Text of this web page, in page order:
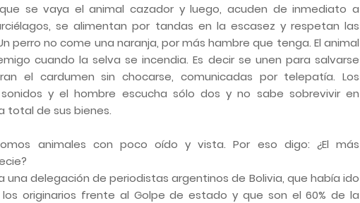
se vaya el animal cazador y luego, acuden de inmediato a
se alimentan por tandas en la escasez y respetan las
perro no come una naranja, por más hambre que tenga. El animal
cuando la selva se incendia. Es decir se unen para salvarse
el cardumen sin chocarse, comunicadas por telepatía. Los
y el hombre escucha sólo dos y no sabe sobrevivir en
total de sus bienes.
animales con poco oído y vista. Por eso digo: ¿El más
una delegación de periodistas argentinos de Bolivia, que había ido
originarios frente al Golpe de estado y que son el 60% de la